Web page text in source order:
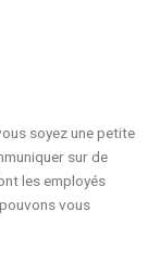
soyez une petite
sur de
les employés
vous